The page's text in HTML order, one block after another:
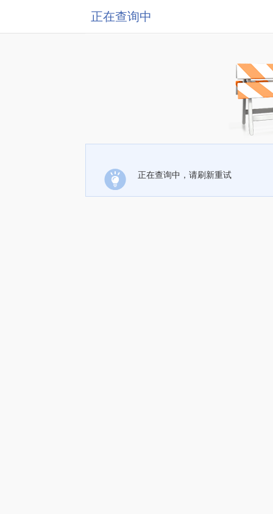
正在查询中
正在查询中，请刷新重试